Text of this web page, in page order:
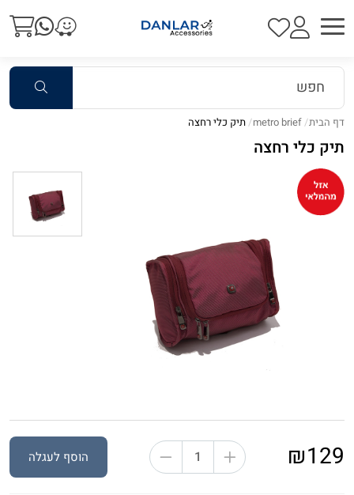
דף הבית metro brief תיק כלי רחצה
תיק כלי רחצה
₪129 הוסף לעגלה